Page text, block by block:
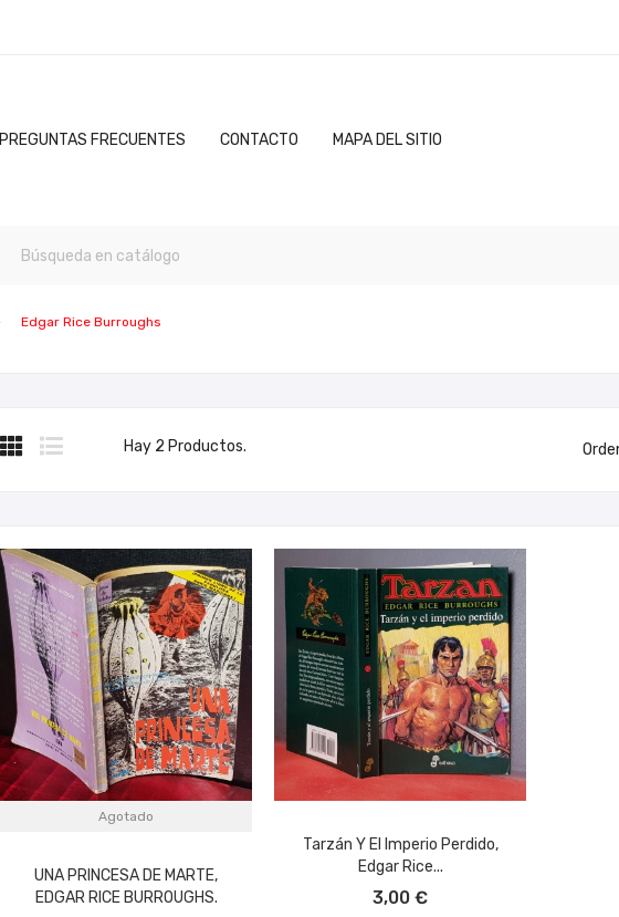
PREGUNTAS FRECUENTES CONTACTO MAPA DEL SITIO
Edgar Rice Burroughs
Hay 2 Productos.
Agotado
UNA PRINCESA DE MARTE,
EDGAR RICE BURROUGHS.
Tarzán Y El Imperio Perdido,
Edgar Rice...
3,00 €